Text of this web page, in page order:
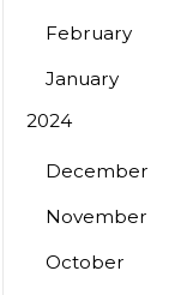
February
January
2024
December
November
October